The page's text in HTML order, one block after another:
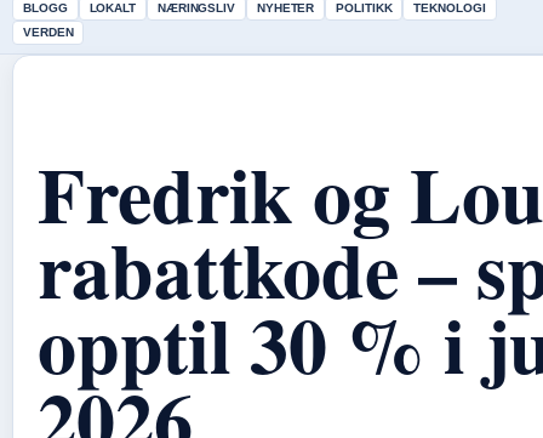
BLOGG LOKALT NÆRINGSLIV NYHETER POLITIKK
TEKNOLOGI
VERDEN
Fredrik og
rabattkode –
opptil 30 % i